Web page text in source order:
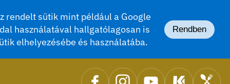
rendelt sütik mint például a Google
használatával hallgatólagosan is
elhelyezésébe és használatába.
Rendben